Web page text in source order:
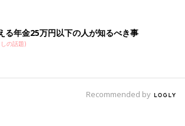
る年金25万円以下の人が知るべき事
の話題)
Recommended by